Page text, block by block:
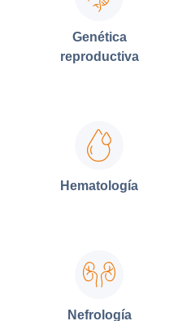
Genética
reproductiva
Hematología
Nefrología